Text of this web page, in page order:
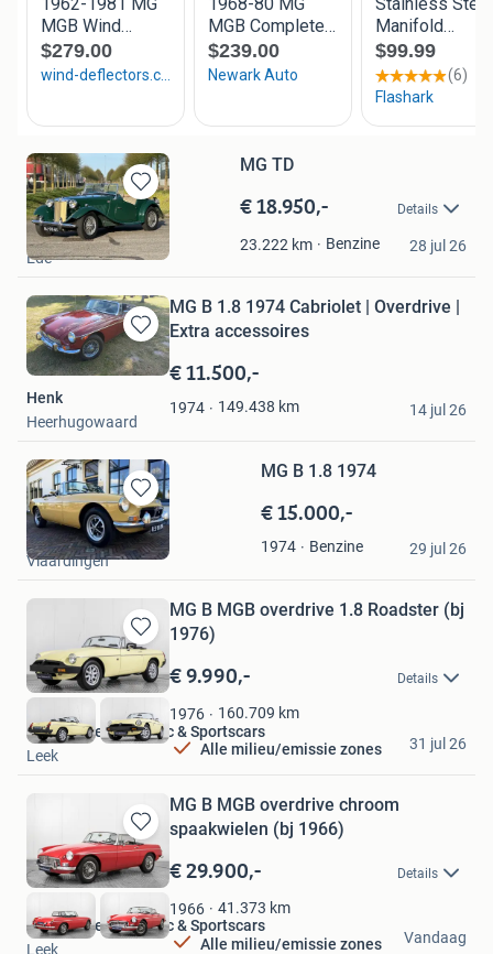
Bewaren
in
Mijn
Favorieten
MG TD
€ 18.950,- Details
23.222 km Benzine
Imparts B.V.
Ede
28 jul 26
Bewaren
in
Favorieten
MG B 1.8 1974 Cabriolet | Overdrive |
Extra accessoires
€ 11.500,-
1974 149.438 km
Henk
Heerhugowaard
14 jul 26
Bewaren
in
Mijn
MG B 1.8 1974
€ 15.000,-
1974 Benzine
Hans Wuijts
Vlaardingen
29 jul 26
Bewaren
in
Mijn
Favorieten
MG B MGB overdrive 1.8 Roadster (bj
1976)
€ 9.990,- Details
1976 160.709 km
Alle milieu/emissie zones
Hofman Leek Classic & Sportscars
Leek
31 jul 26
Bewaren
in
Mijn
Favorieten
MG B MGB overdrive chroom
spaakwielen (bj 1966)
€ 29.900,- Details
1966 41.373 km
Alle milieu/emissie zones
Hofman Leek Classic & Sportscars
Leek
Vandaag